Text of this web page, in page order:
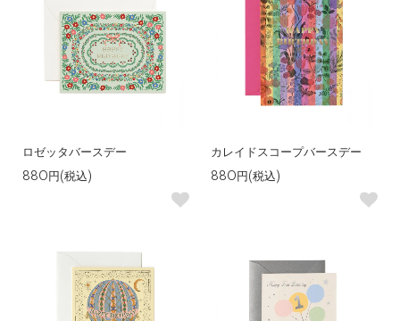
ロゼッタバースデー
880円(税込)
カレイドスコープバースデー
880円(税込)